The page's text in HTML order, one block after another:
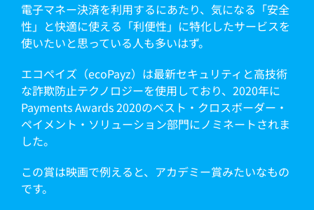
電子マネー決済を利用するにあたり、気になる「安全
性」と快適に使える「利便性」に特化したサービスを
使いたいと思っている人も多いはず。
エコペイズ（ecoPayz）は最新セキュリティと高技術
な詐欺防止テクノロジーを使用しており、2020年に
Payments Awards 2020のベスト・クロスボーダー・
ペイメント・ソリューション部門にノミネートされま
した。
この賞は映画で例えると、アカデミー賞みたいなもの
です。